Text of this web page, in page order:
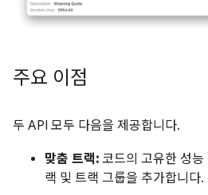
주요 이점
두 API 모두 다음을 제공합니다.
맞춤 트랙: 코드의 고유한 성
랙 및 트랙 그룹을 추가합니다.